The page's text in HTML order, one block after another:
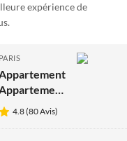
expérience de
PARIS
Moderne -
2BR/6P -
4.8 (80 Avis)